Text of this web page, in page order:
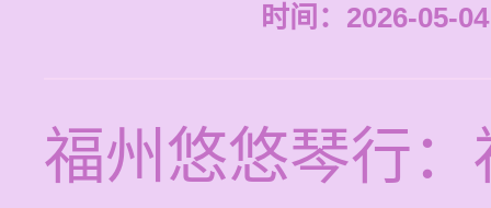
时间：2026-05-
福州悠悠琴行